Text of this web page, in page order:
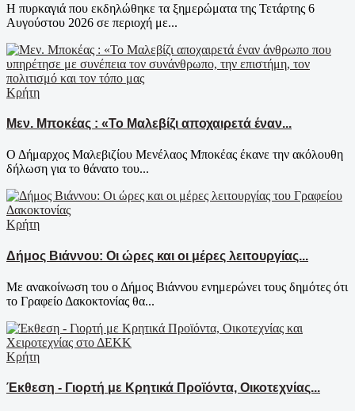
Η πυρκαγιά που εκδηλώθηκε τα ξημερώματα της Τετάρτης 6
Αυγούστου 2026 σε περιοχή με...
Κρήτη
Μεν. Μποκέας : «Το Μαλεβίζι αποχαιρετά έναν...
Ο Δήμαρχος Μαλεβιζίου Μενέλαος Μποκέας έκανε την ακόλουθη
δήλωση για το θάνατο του...
Κρήτη
Δήμος Βιάννου: Οι ώρες και οι μέρες λειτουργίας...
Με ανακοίνωση του ο Δήμος Βιάννου ενημερώνει τους δημότες ότι
το Γραφείο Δακοκτονίας θα...
Κρήτη
Έκθεση - Γιορτή με Κρητικά Προϊόντα, Οικοτεχνίας...